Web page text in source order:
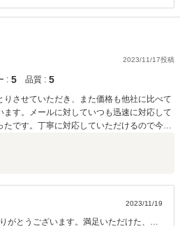
2023/11/17投稿
: 5 品質 : 5
させていただき、また価格も他社に比べて
す。メールに対していつも迅速に対応して
たです。丁寧に対応していただけるので今後
いと思っています。この度はありがとうござ
2023/11/19
がとうございます。満足いただけた、と